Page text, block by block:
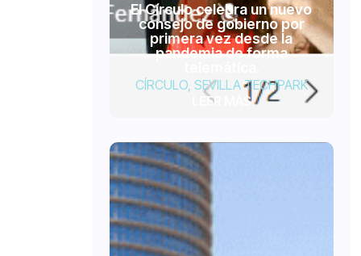
El Círculo celebra un nuevo
consejo de gobierno por
primera vez desde la
pandemia de forma
CÍRCULO, SEVILLA TECHPARK
LEER MÁS